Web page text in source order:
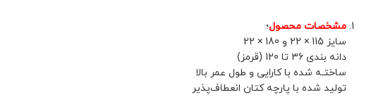
مشخصات محصول؛
سایز 115 × 22 و 180 × 22
دانه بندی 36 تا 120 (قرمز)
ساختـه شد‌ه با کارایی و طول عمر بالا
تولید شد‌ه با پارچه کتان انعطاف‌پذیر